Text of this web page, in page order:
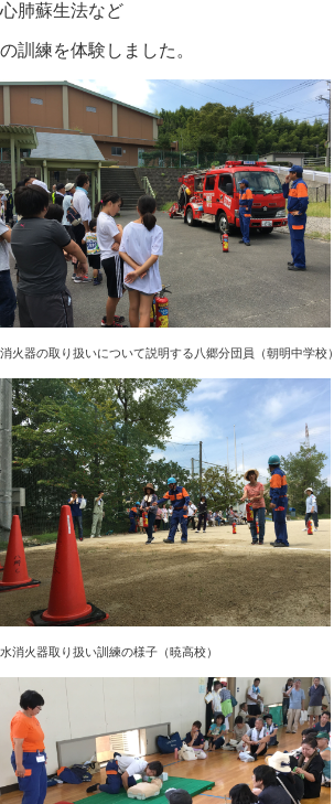
心肺蘇生法など
の訓練を体験しました。
消火器の取り扱いについて説明する八郷分団員（朝明中学校）
水消火器取り扱い訓練の様子（暁高校）